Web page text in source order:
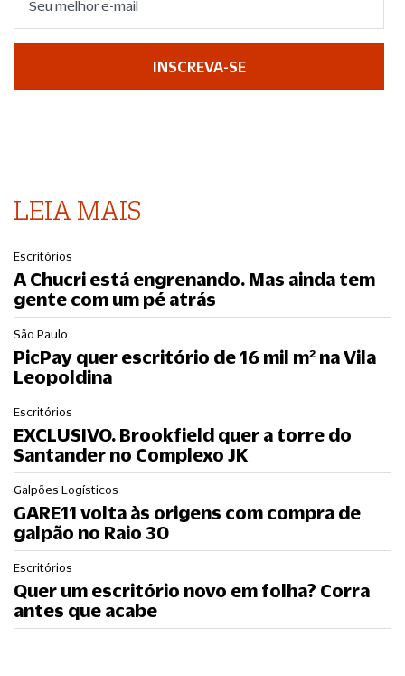
INSCREVA-SE
LEIA MAIS
Escritórios
A Chucri está engrenando. Mas ainda tem
gente com um pé atrás
São Paulo
PicPay quer escritório de 16 mil m² na Vila
Leopoldina
Escritórios
EXCLUSIVO. Brookfield quer a torre do
Santander no Complexo JK
Galpões Logísticos
GARE11 volta às origens com compra de
galpão no Raio 30
Escritórios
Quer um escritório novo em folha? Corra
antes que acabe